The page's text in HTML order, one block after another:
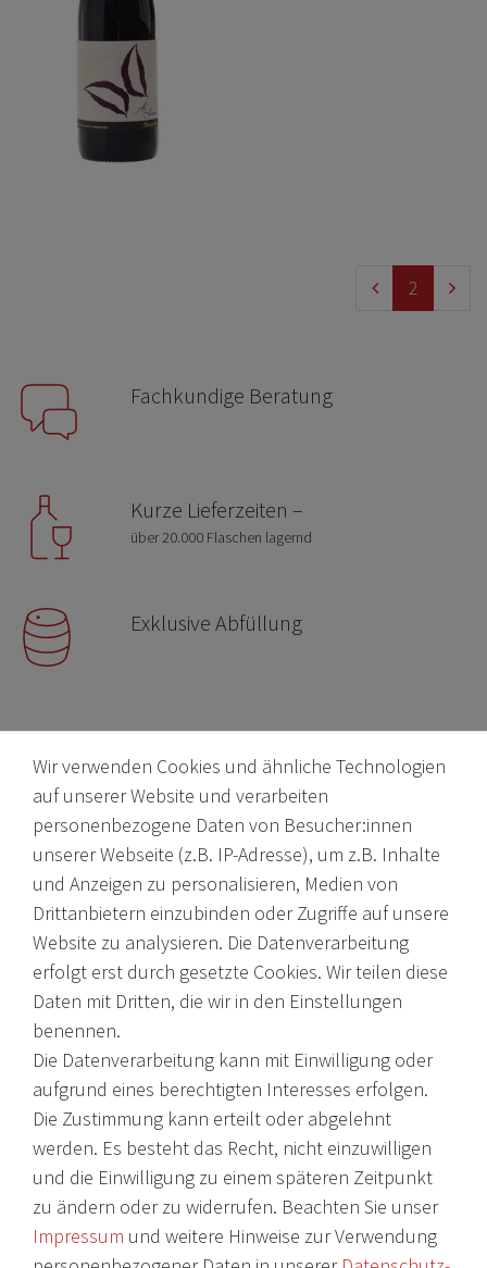
2
Fachkundige Beratung
Kurze Lieferzeiten –
über 20.000 Flaschen lagernd
Exklusive Abfüllung
Internationale Weine, Brände, Feinkost & mehr. Entdecken Sie
unser Sortiment online oder in unserem Ladengeschäft. Wenn
Sie Fragen haben, wenden Sie sich an uns.
EMail: shop@victoria-weine.com
Telefon: +49 (0)7931 56 34 11
© 2026 Copyright Victoria Weine
Impressum
Daten­schutz­erklärung
AGB
Barrierefreiheitserklärung
Wir verwenden Cookies und ähnliche Technologien
auf unserer Website und verarbeiten
personenbezogene Daten von Besucher:innen
unserer Webseite (z.B. IP-Adresse), um z.B. Inhalte
und Anzeigen zu personalisieren, Medien von
Drittanbietern einzubinden oder Zugriffe auf unsere
Website zu analysieren. Die Datenverarbeitung
erfolgt erst durch gesetzte Cookies. Wir teilen diese
Daten mit Dritten, die wir in den Einstellungen
benennen.
Die Datenverarbeitung kann mit Einwilligung oder
aufgrund eines berechtigten Interesses erfolgen.
Die Zustimmung kann erteilt oder abgelehnt
werden. Es besteht das Recht, nicht einzuwilligen
und die Einwilligung zu einem späteren Zeitpunkt
zu ändern oder zu widerrufen. Beachten Sie unser
Impressum und weitere Hinweise zur Verwendung